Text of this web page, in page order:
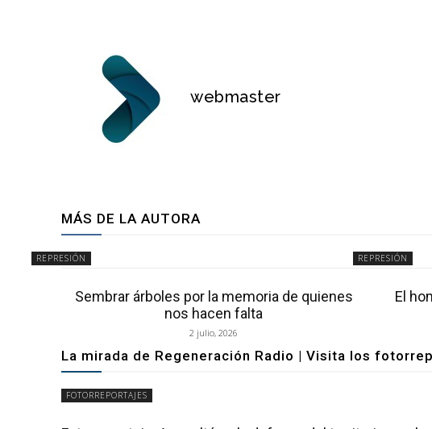
webmaster
MÁS DE LA AUTORA
REPRESIÓN
Sembrar árboles por la memoria de quienes
nos hacen falta
2 julio, 2026
REPRESIÓN
El
La mirada de Regeneración Radio | Visita los
FOTORREPORTAJES